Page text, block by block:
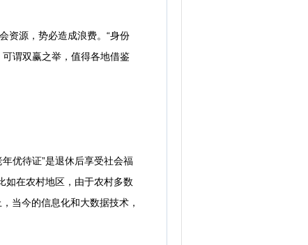
源，势必造成浪费。“身份
谓双赢之举，值得各地借鉴
优待证”是退休后享受社会福
如在农村地区，由于农村多数
当今的信息化和大数据技术，